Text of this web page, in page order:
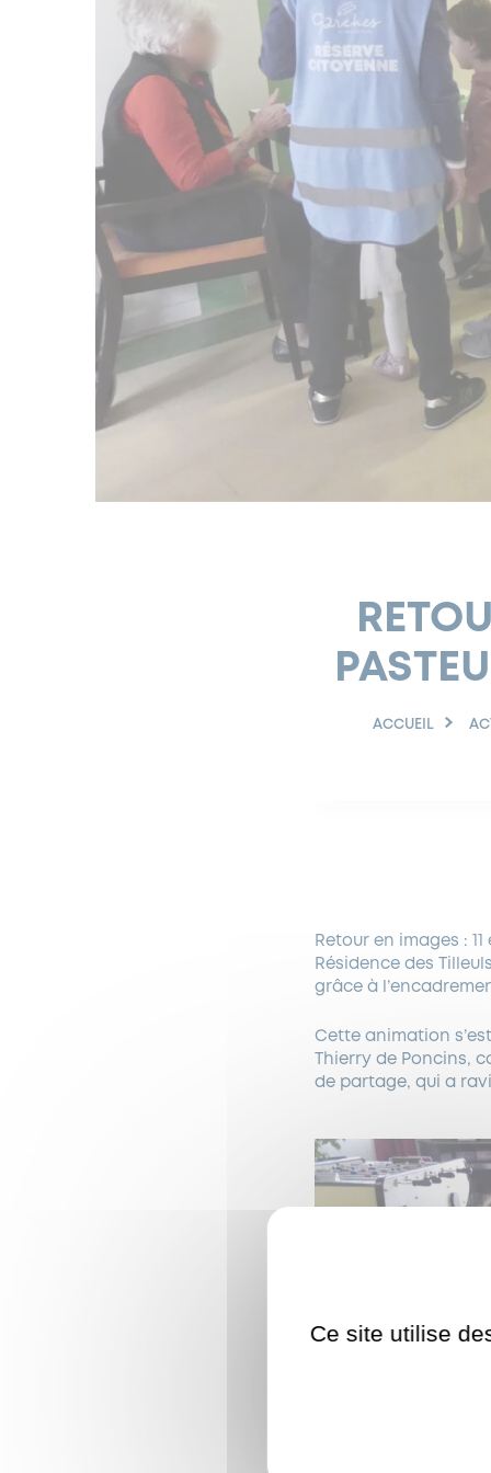
ACCUEIL
Retour en images :
Résidence des
grâce à
Cette animation
Thierry de Poncins,
de partage, qui a
Ce site utilise